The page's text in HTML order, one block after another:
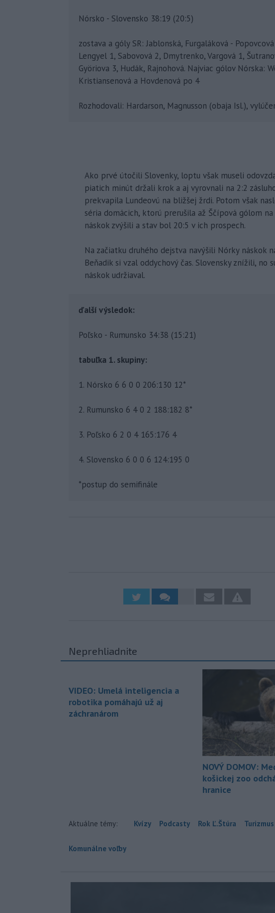
Nórsko - Slovensko 38:19 (20:5)
zostava a góly SR: Jablonská, Furgaláková -
Lengyel 1, Sabovová 2, Dmytrenko, Vargová 1,
Györiova 3, Hudák, Rajnohová. Najviac gólov Nórska:
Kristiansenová a Hovdenová po 4
Rozhodovali: Hardarson, Magnusson (obaja Isl.),
Ako prvé útočili Slovenky, loptu však museli
piatich minút držali krok a aj vyrovnali na 2:2
prekvapila Lundeovú na bližšej žrdi. Potom však
séria domácich, ktorú prerušila až Ščípová gólom
náskok zvýšili a stav bol 20:5 v ich prospech.
Na začiatku druhého dejstva navýšili Nórky náskok
Beňadik si vzal oddychový čas. Slovensky znížili, no
náskok udržiaval.
ďalší výsledok:
Poľsko - Rumunsko 34:38 (15:21)
tabuľka 1. skupiny:
1. Nórsko 6 6 0 0 206:130 12*
2. Rumunsko 6 4 0 2 188:182 8*
3. Poľsko 6 2 0 4 165:176 4
4. Slovensko 6 0 0 6 124:195 0
*postup do semifinále
Neprehliadnite
VIDEO: Umelá inteligencia a
robotika pomáhajú už aj
záchranárom
NOVÝ DOMOV:
košickej zoo
hranice
Aktuálne témy: Kvízy Podcasty Rok Ľ.Štúra Turizmus
Komunálne voľby